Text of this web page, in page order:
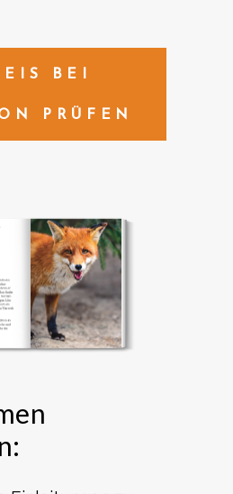
BEI
PRÜFEN